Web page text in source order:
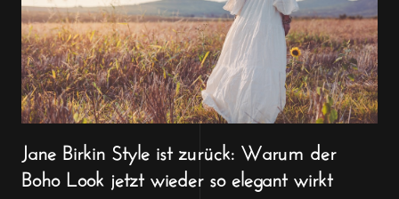
Jane Birkin Style ist zurück: Warum der
Boho Look jetzt wieder so elegant wirkt